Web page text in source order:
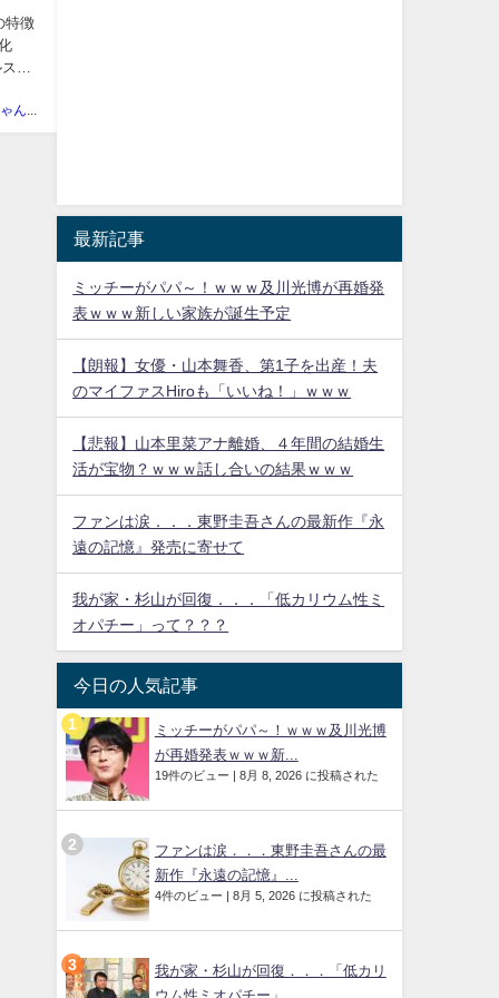
特徴
類
最新記事
ミッチーがパパ～！ｗｗｗ及川光博が再婚発
表ｗｗｗ新しい家族が誕生予定
【朗報】女優・山本舞香、第1子を出産！夫
のマイファスHiroも「いいね！」ｗｗｗ
【悲報】山本里菜アナ離婚、４年間の結婚生
活が宝物？ｗｗｗ話し合いの結果ｗｗｗ
ファンは涙．．．東野圭吾さんの最新作『永
遠の記憶』発売に寄せて
我が家・杉山が回復．．．「低カリウム性ミ
オパチー」って？？？
今日の人気記事
ミッチーがパパ～！ｗｗｗ及川光博
が再婚発表ｗｗｗ新...
19件のビュー | 8月 8, 2026 に投稿された
ファンは涙．．．東野圭吾さんの最
新作『永遠の記憶』...
4件のビュー | 8月 5, 2026 に投稿された
我が家・杉山が回復．．．「低カリ